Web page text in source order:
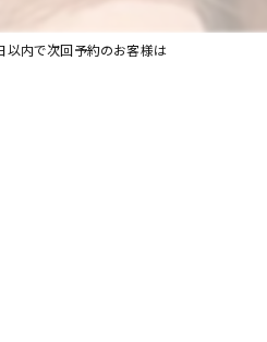
以内で次回予約のお客様は